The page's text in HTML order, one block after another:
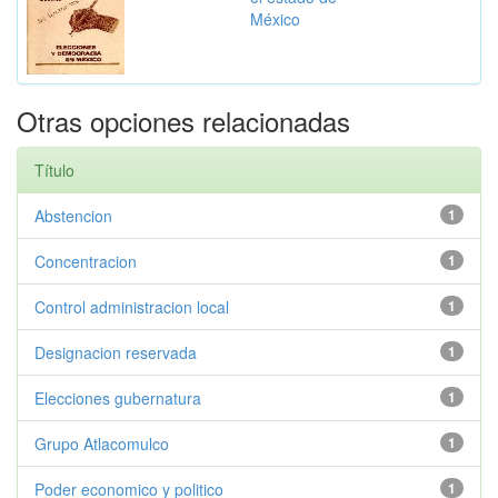
México
Otras opciones relacionadas
Título
1
Abstencion
1
Concentracion
1
Control administracion local
1
Designacion reservada
1
Elecciones gubernatura
1
Grupo Atlacomulco
1
Poder economico y politico